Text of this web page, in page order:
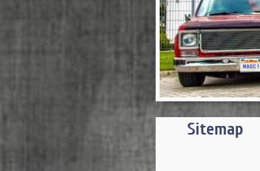
Sitemap